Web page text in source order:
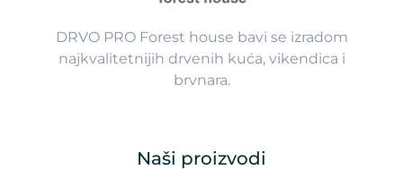
DRVO PRO Forest house bavi se izradom
najkvalitetnijih drvenih kuća, vikendica i
brvnara.
Naši proizvodi